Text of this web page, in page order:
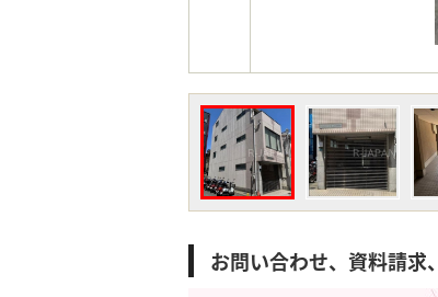
お問い合わせ、資料請求